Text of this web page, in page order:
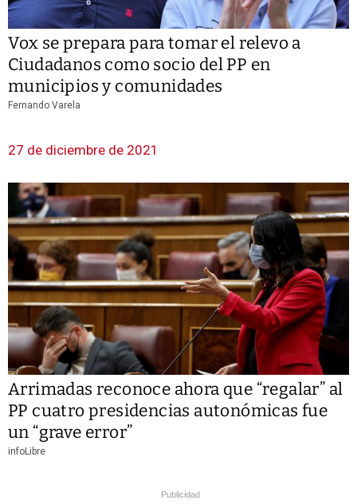
Vox se prepara para tomar el relevo a
Ciudadanos como socio del PP en
municipios y comunidades
Fernando Varela
27 de diciembre de 2021
Arrimadas reconoce ahora que “regalar” al
PP cuatro presidencias autonómicas fue
un “grave error”
infoLibre
Publicidad